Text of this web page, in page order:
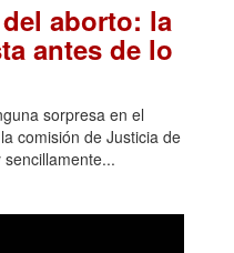
aborto: la
antes de lo
sorpresa en el
comisión de Justicia de